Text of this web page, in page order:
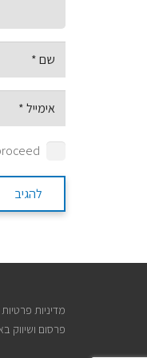
להגיב
מדיניות פרטיות
פרסום ושיווק